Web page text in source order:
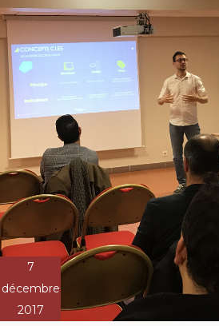
7
décembre
2017